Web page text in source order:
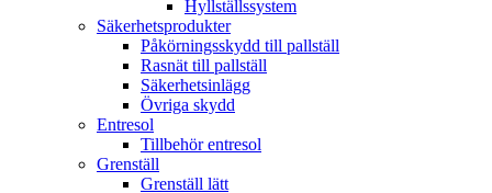
Hyllställssystem
Säkerhetsprodukter
Påkörningsskydd till pallställ
Rasnät till pallställ
Säkerhetsinlägg
Övriga skydd
Entresol
Tillbehör entresol
Grenställ
Grenställ lätt